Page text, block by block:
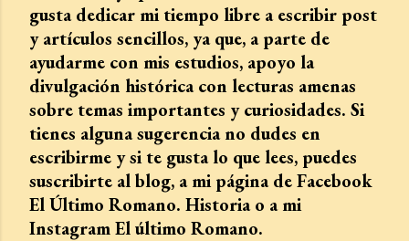
gusta dedicar mi tiempo libre a escribir post
y artículos sencillos, ya que, a parte de
ayudarme con mis estudios, apoyo la
divulgación histórica con lecturas amenas
sobre temas importantes y curiosidades. Si
tienes alguna sugerencia no dudes en
escribirme y si te gusta lo que lees, puedes
suscribirte al blog, a mi página de Facebook
El Último Romano. Historia o a mi
Instagram El último Romano.